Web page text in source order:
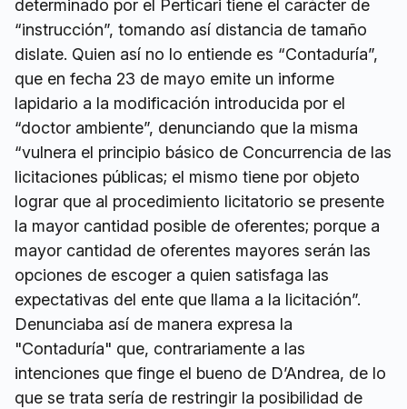
determinado por el Perticari tiene el carácter de
“instrucción”, tomando así distancia de tamaño
dislate. Quien así no lo entiende es “Contaduría”,
que en fecha 23 de mayo emite un informe
lapidario a la modificación introducida por el
“doctor ambiente”, denunciando que la misma
“vulnera el principio básico de Concurrencia de las
licitaciones públicas; el mismo tiene por objeto
lograr que al procedimiento licitatorio se presente
la mayor cantidad posible de oferentes; porque a
mayor cantidad de oferentes mayores serán las
opciones de escoger a quien satisfaga las
expectativas del ente que llama a la licitación”.
Denunciaba así de manera expresa la
"Contaduría" que, contrariamente a las
intenciones que finge el bueno de D’Andrea, de lo
que se trata sería de restringir la posibilidad de